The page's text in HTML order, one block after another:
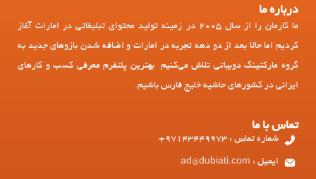
درباره ما
ما کارمان را از سال 2005 در زمینه تولید محتوای تبلیغاتی در امارات آغاز
کردیم اما حالا بعد از دو دهه تجربه در امارات و اضافه شدن بازوهای جدید به
گروه مارکتینگ دوبیاتی تلاش می‌کنیم بهترین پلتفرم معرفی کسب و کارهای
ایرانی در کشورهای حاشیه خلیج فارس باشیم.
تماس با ما
شماره تماس : 97143449973+
ایمیل : ad@dubiati.com